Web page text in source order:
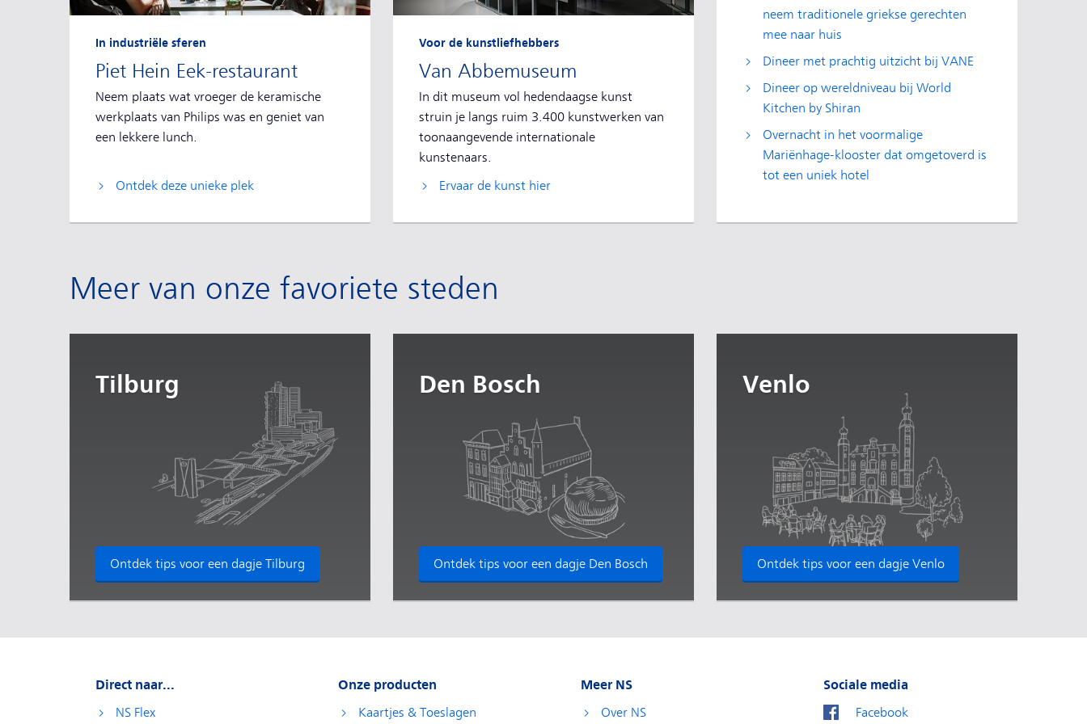
Piet Hein Eek-restaurant
In industriële sferen
Neem plaats wat vroeger de keramische
werkplaats van Philips was en geniet van
een lekkere lunch.
Ontdek deze unieke plek
Van Abbemuseum
Voor de kunstliefhebbers
In dit museum vol hedendaagse kunst
struin je langs ruim 3.400 kunstwerken van
toonaangevende internationale
kunstenaars.
Ervaar de kunst hier
neem traditionele griekse gerechten
mee naar huis
Dineer met prachtig uitzicht bij VANE
Dineer op wereldniveau bij World
Kitchen by Shiran
Overnacht in het voormalige
Mariënhage-klooster dat omgetoverd is
tot een uniek hotel
Meer van onze favoriete steden
Tilburg
Ontdek tips voor een dagje Tilburg
Den Bosch
Ontdek tips voor een dagje Den Bosch
Venlo
Ontdek tips voor een dagje Venlo
Direct naar...
NS Flex
Onze producten
Kaartjes & Toeslagen
Meer NS
Over NS
Sociale media
Facebook